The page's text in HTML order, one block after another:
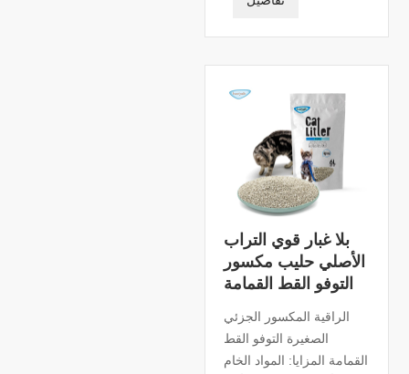
بلا غبار قوي التراب
الأصلي حليب مكسور
التوفو القط القمامة
الراقية المكسور الجزئي
الصغيرة التوفو القط
القمامة المزايا: المواد الخام